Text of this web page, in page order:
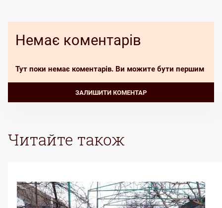
Немає коментарів
Тут поки немає коментарів. Ви можите бути першим
ЗАЛИШИТИ КОМЕНТАР
Залишити коментар
ласка увійдіть в свій аккаунт, або зареєструйтеся.
Читайте також